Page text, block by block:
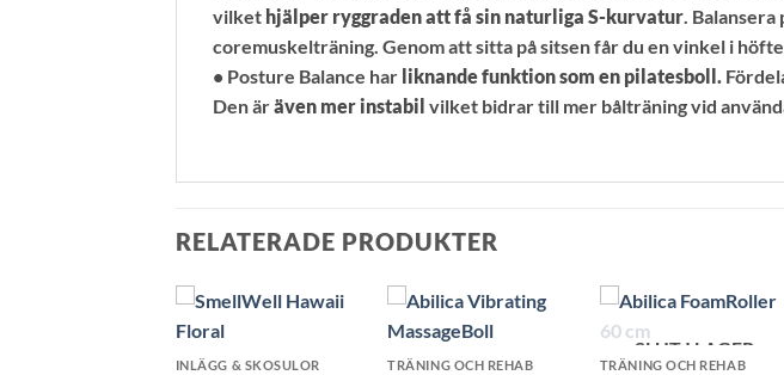
vilket hjälper ryggraden att få sin naturliga S-kurvatur. Balansera
coremuskelträning. Genom att sitta på sitsen får du en vinkel i
• Posture Balance har liknande funktion som en pilatesboll.
Den äräven mer instabil vilket bidrar till mer bålträning vid
RELATERADE PRODUKTER
INLÄGG & SKOSULOR TRÄNING OCH REHAB
SLUT I LAGER
TRÄNING OCH REHAB